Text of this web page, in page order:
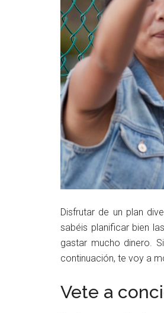
Disfrutar de un plan
sabéis planificar bien
gastar mucho dinero.
continuación, te voy a
Vete a